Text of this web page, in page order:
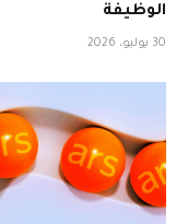
الوظيفة
30 يوليو، 2026